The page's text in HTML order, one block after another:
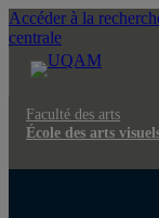
Accéder à la
centrale
Faculté des arts
École des arts